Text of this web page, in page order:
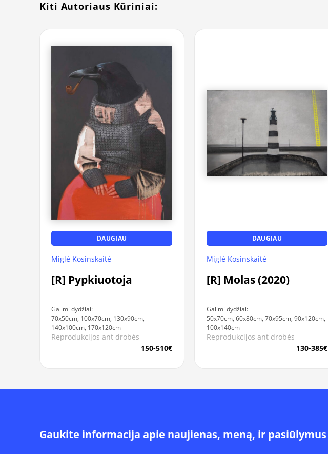
Kiti Autoriaus Kūriniai:
DAUGIAU
Miglė Kosinskaitė
[R] Pypkiuotoja
Galimi dydžiai:
70x50cm, 100x70cm, 130x90cm,
140x100cm, 170x120cm
Reprodukcijos ant drobės
150-510€
DAUGIAU
Miglė Kosinskaitė
[R] Molas (2020)
Galimi dydžiai:
50x70cm, 60x80cm, 70x95cm, 90x120cm,
100x140cm
Reprodukcijos ant drobės
130-385€
Gaukite informacija apie naujienas, meną, ir pasiūlymus